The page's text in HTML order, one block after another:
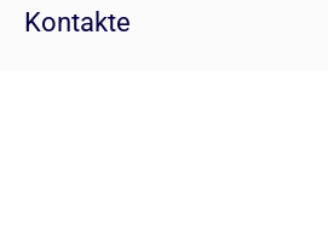
Kontakte